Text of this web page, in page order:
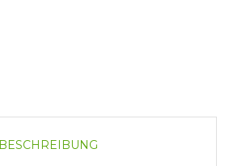
BESCHREIBUNG